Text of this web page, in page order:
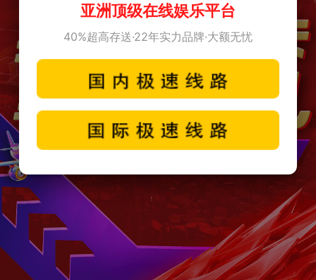
亚洲顶级在线娱乐平台
40%超高存送·22年实力品牌·大额无忧